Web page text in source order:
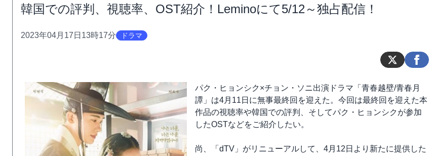
韓国での評判、視聴率、OST紹介！Leminoにて5/12～独占配信！
2023年04月17日13時17分 ドラマ
パク・ヒョンシク×チョン・ソニ出演ドラマ「青春越壁/青春月
譚」は4月11日に無事最終回を迎えた。今回は最終回を迎えた本
作品の視聴率や韓国での評判、そしてパク・ヒョンシクが参加
したOSTなどをご紹介したい。
尚、「dTV」がリニューアルして、4月12日より新たに提供した